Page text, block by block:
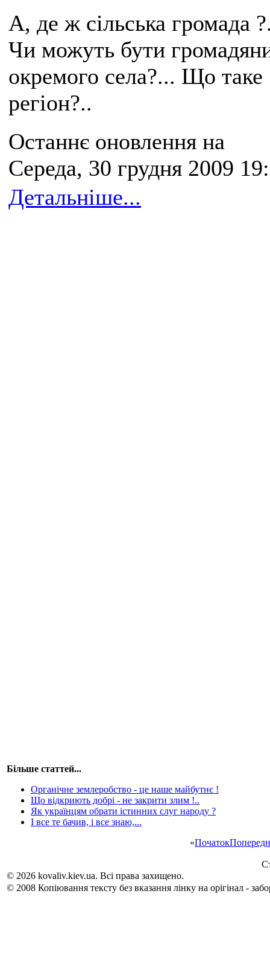
А, де ж сільська громада
Чи можуть бути
окремого села?... Що таке
регіон?..
Останнє оновлення на
Середа, 30 грудня 2009
Детальніше...
Більше статтей...
Органічне землеробство - це наше майбутнє !
Що відкриють добрі - не закрити злим !..
Як українцям обрати істинних слуг народу ?
І все те бачив, і все знаю,...
«Початок
© 2026 kovaliv.kiev.ua. Всі права захищено.
© 2008 Копіювання тексту без вказання лінку на орігінал -